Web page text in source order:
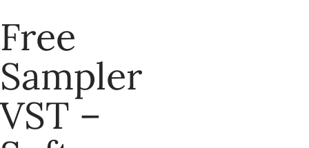
Free
Sampler
VST –